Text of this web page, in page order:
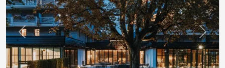
Previous Next